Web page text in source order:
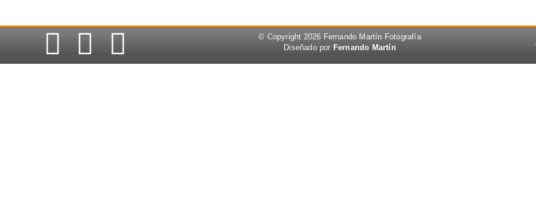
© Copyright 2026 Fernando Martín Fotografía
Diseñado por Fernando Martín